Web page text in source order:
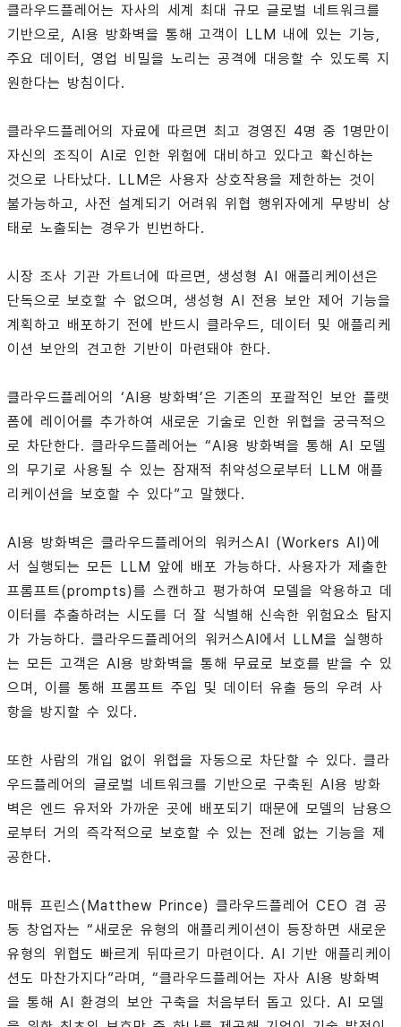
클라우드플레어는 자사의 세계 최대 규모 글로벌 네트워크를
기반으로, AI용 방화벽을 통해 고객이 LLM 내에 있는 기능,
주요 데이터, 영업 비밀을 노리는 공격에 대응할 수 있도록 지
원한다는 방침이다.
클라우드플레어의 자료에 따르면 최고 경영진 4명 중 1명만이
자신의 조직이 AI로 인한 위험에 대비하고 있다고 확신하는
것으로 나타났다. LLM은 사용자 상호작용을 제한하는 것이
불가능하고, 사전 설계되기 어려워 위협 행위자에게 무방비 상
태로 노출되는 경우가 빈번하다.
시장 조사 기관 가트너에 따르면, 생성형 AI 애플리케이션은
단독으로 보호할 수 없으며, 생성형 AI 전용 보안 제어 기능을
계획하고 배포하기 전에 반드시 클라우드, 데이터 및 애플리케
이션 보안의 견고한 기반이 마련돼야 한다.
클라우드플레어의 ‘AI용 방화벽’은 기존의 포괄적인 보안 플랫
폼에 레이어를 추가하여 새로운 기술로 인한 위협을 궁극적으
로 차단한다. 클라우드플레어는 “AI용 방화벽을 통해 AI 모델
의 무기로 사용될 수 있는 잠재적 취약성으로부터 LLM 애플
리케이션을 보호할 수 있다”고 말했다.
AI용 방화벽은 클라우드플레어의 워커스AI (Workers AI)에
서 실행되는 모든 LLM 앞에 배포 가능하다. 사용자가 제출한
프롬프트(prompts)를 스캔하고 평가하여 모델을 악용하고 데
이터를 추출하려는 시도를 더 잘 식별해 신속한 위험요소 탐지
가 가능하다. 클라우드플레어의 워커스AI에서 LLM을 실행하
는 모든 고객은 AI용 방화벽을 통해 무료로 보호를 받을 수 있
으며, 이를 통해 프롬프트 주입 및 데이터 유출 등의 우려 사
항을 방지할 수 있다.
또한 사람의 개입 없이 위협을 자동으로 차단할 수 있다. 클라
우드플레어의 글로벌 네트워크를 기반으로 구축된 AI용 방화
벽은 엔드 유저와 가까운 곳에 배포되기 때문에 모델의 남용으
로부터 거의 즉각적으로 보호할 수 있는 전례 없는 기능을 제
공한다.
매튜 프린스(Matthew Prince) 클라우드플레어 CEO 겸 공
동 창업자는 “새로운 유형의 애플리케이션이 등장하면 새로운
유형의 위협도 빠르게 뒤따르기 마련이다. AI 기반 애플리케이
션도 마찬가지다”라며, “클라우드플레어는 자사 AI용 방화벽
을 통해 AI 환경의 보안 구축을 처음부터 돕고 있다. AI 모델